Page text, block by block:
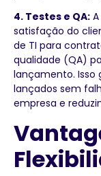
4. Testes e QA:
satisfação do
de TI para
qualidade (QA)
lançamento. Isso
lançados sem
empresa e